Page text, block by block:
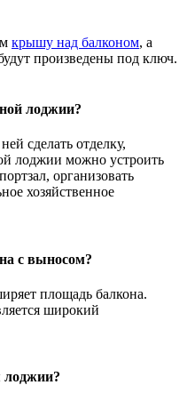
крышу над балконом, а
произведены под ключ.
лоджии?
сделать отделку,
лоджии можно устроить
организовать
хозяйственное
с выносом?
площадь балкона.
широкий
лоджии?